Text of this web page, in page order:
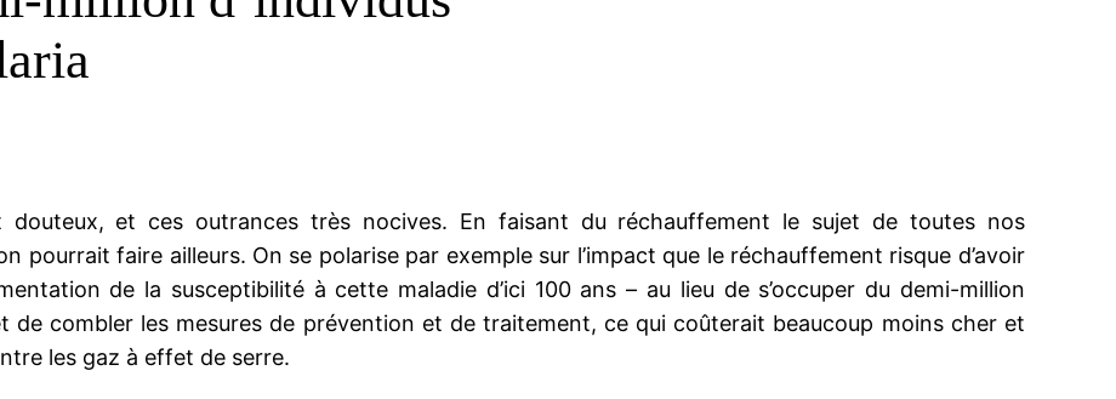
douteux, et ces outrances très nocives. En faisant du réchauffement le sujet de toutes nos
pourrait faire ailleurs. On se polarise par exemple sur l’impact que le réchauffement risque d’avoir
de la susceptibilité à cette maladie d’ici 100 ans – au lieu de s’occuper du demi-million
de combler les mesures de prévention et de traitement, ce qui coûterait beaucoup moins cher et
les gaz à effet de serre.